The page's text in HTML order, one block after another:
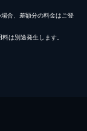
合、差額分の料金はご登
は別途発生します。